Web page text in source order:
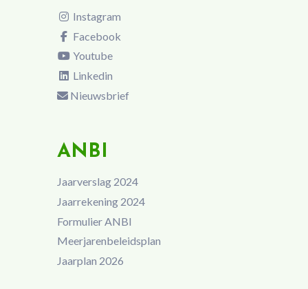
Instagram
Facebook
Youtube
Linkedin
Nieuwsbrief
ANBI
Jaarverslag 2024
Jaarrekening 2024
Formulier ANBI
Meerjarenbeleidsplan
Jaarplan 2026